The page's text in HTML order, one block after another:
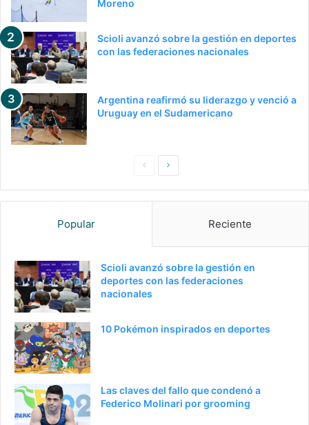
Moreno
Scioli avanzó sobre la gestión en deportes
con las federaciones nacionales
Argentina reafirmó su liderazgo y venció a
Uruguay en el Sudamericano
g
a
n
o
g
n
i
Popular Reciente
Scioli avanzó sobre la gestión en
deportes con las federaciones
nacionales
10 Pokémon inspirados en deportes
Las claves del fallo que condenó a
Federico Molinari por grooming